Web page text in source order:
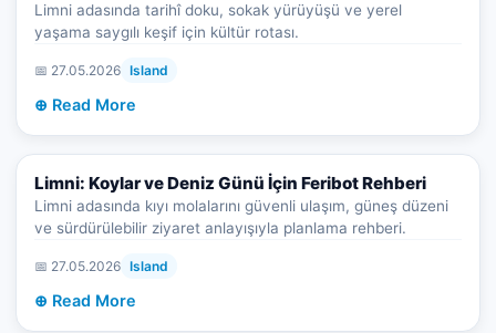
Limni adasında tarihî doku, sokak yürüyüşü ve yerel
yaşama saygılı keşif için kültür rotası.
📅 27.05.2026 Island
⊕ Read More
Limni: Koylar ve Deniz Günü İçin Feribot Rehberi
Limni adasında kıyı molalarını güvenli ulaşım, güneş düzeni
ve sürdürülebilir ziyaret anlayışıyla planlama rehberi.
📅 27.05.2026 Island
⊕ Read More